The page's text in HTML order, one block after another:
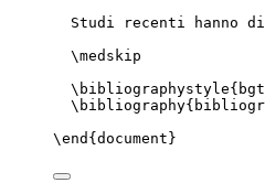
Studi recenti hanno
\medskip
\bibliographystyle
\bibliography
\end { document }